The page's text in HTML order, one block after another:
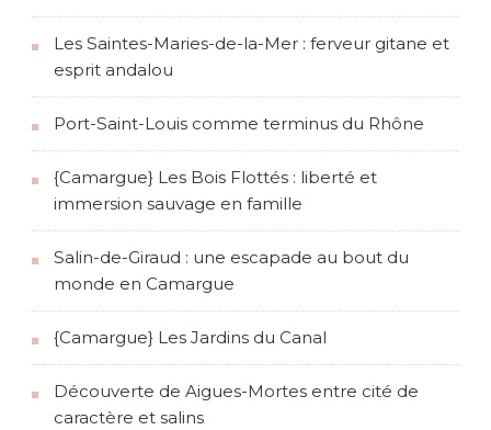
Les Saintes-Maries-de-la-Mer : ferveur gitane et
esprit andalou
Port-Saint-Louis comme terminus du Rhône
{Camargue} Les Bois Flottés : liberté et
immersion sauvage en famille
Salin-de-Giraud : une escapade au bout du
monde en Camargue
{Camargue} Les Jardins du Canal
Découverte de Aigues-Mortes entre cité de
caractère et salins